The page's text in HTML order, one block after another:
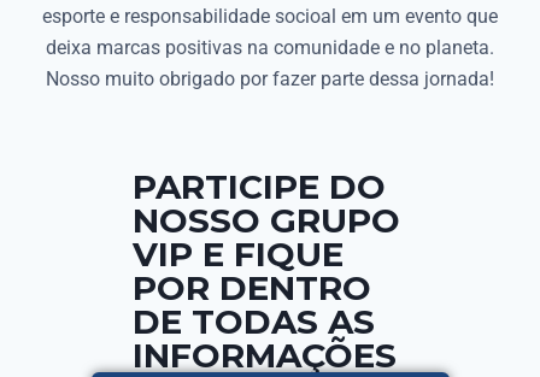
esporte e responsabilidade socioal em um evento que
deixa marcas positivas na comunidade e no planeta.
Nosso muito obrigado por fazer parte dessa jornada!
PARTICIPE DO
NOSSO GRUPO
VIP E FIQUE
POR DENTRO
DE TODAS AS
INFORMAÇÕES